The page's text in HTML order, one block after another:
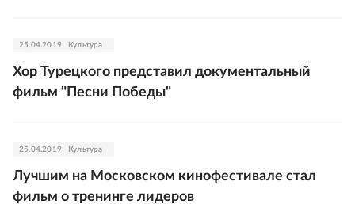
25.04.2019 Культура
Хор Турецкого представил документальный
фильм "Песни Победы"
25.04.2019 Культура
Лучшим на Московском кинофестивале стал
фильм о тренинге лидеров